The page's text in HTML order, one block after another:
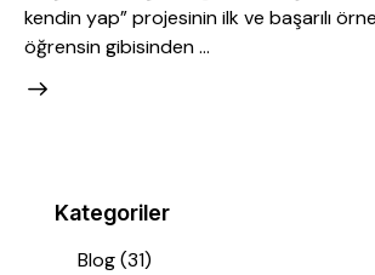
kendin yap” projesinin ilk ve başarılı
öğrensin gibisinden …
Kategoriler
Blog(31)